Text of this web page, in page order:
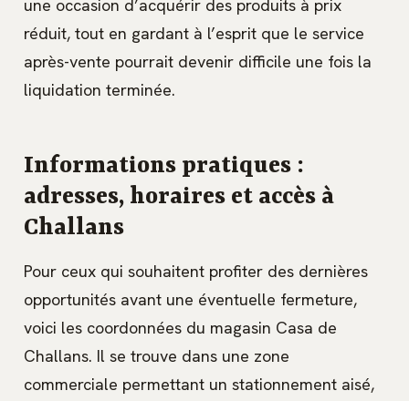
une occasion d’acquérir des produits à prix
réduit, tout en gardant à l’esprit que le service
après-vente pourrait devenir difficile une fois la
liquidation terminée.
Informations pratiques :
adresses, horaires et accès à
Challans
Pour ceux qui souhaitent profiter des dernières
opportunités avant une éventuelle fermeture,
voici les coordonnées du magasin Casa de
Challans. Il se trouve dans une zone
commerciale permettant un stationnement aisé,